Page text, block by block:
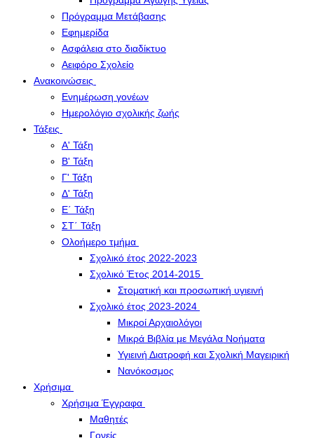
Πρόγραμμα Μετάβασης
Εφημερίδα
Ασφάλεια στο διαδίκτυο
Αειφόρο Σχολείο
Ανακοινώσεις
Ενημέρωση γονέων
Ημερολόγιο σχολικής ζωής
Τάξεις
Α' Τάξη
Β' Τάξη
Γ' Τάξη
Δ' Τάξη
Ε΄ Τάξη
ΣΤ΄ Τάξη
Ολοήμερο τμήμα
Σχολικό έτος 2022-2023
Σχολικό Έτος 2014-2015
Στοματική και προσωπική υγιεινή
Σχολικό έτος 2023-2024
Μικροί Αρχαιολόγοι
Μικρά Βιβλία με Μεγάλα Νοήματα
Υγιεινή Διατροφή και Σχολική Μαγειρική
Νανόκοσμος
Χρήσιμα
Χρήσιμα Έγγραφα
Μαθητές
Γονείς